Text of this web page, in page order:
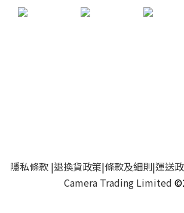
隱私條款|退換貨政策|條款及細則|運送
Camera Trading Limited